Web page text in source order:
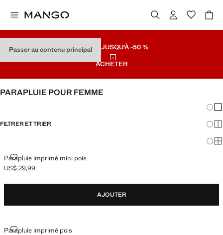
Passer au contenu principal
SOLDES JUSQU'À -50 %
ACHETER
PARAPLUIE POUR FEMME
FILTRER ET TRIER
Parapluie imprimé mini pois
PARAPLUIE IMPRIMÉ MINI POIS
Prix actuel [US$ 29,99 ]
US$ 29,99
AJOUTER
Parapluie imprimé pois
PARAPLUIE IMPRIMÉ POIS